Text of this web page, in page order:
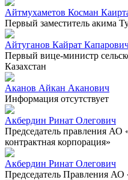
Айтмухаметов Косман
Первый заместитель акима
Айтуганов Кайрат
Первый вице-министр
Казахстан
Аканов Айкан Аканович
Информация отсутствует
Акбердин Ринат Олегович
Председатель правления АО
контрактная корпорация»
Акбердин Ринат Олегович
Председатель Правления